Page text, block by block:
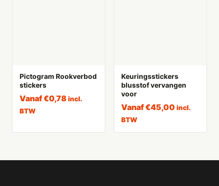
Pictogram Rookverbod
stickers
Vanaf€0,78 incl.
BTW
Keuringsstickers
blusstof vervangen
voor
Vanaf€45,00 incl.
BTW